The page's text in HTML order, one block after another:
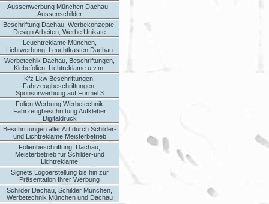
Aussenwerbung München Dachau -
Aussenschilder
Beschriftung Dachau, Werbekonzepte,
Design Arbeiten, Werbe Unikate
Leuchtreklame München,
Lichtwerbung, Leuchtkasten Dachau
Werbetechik Dachau, Beschriftungen,
Klebefolien, Lichtreklame u.v.m.
Kfz Lkw Beschriftungen,
Fahrzeugbeschriftungen,
Sponsorwerbung auf Formel 3
Folien Werbung Werbetechnik
Fahrzeugbeschriftung Aufkleber
Digitaldruck
Beschriftungen aller Art durch Schilder-
und Lichtreklame Meisterbetrieb
Folienbeschriftung, Dachau,
Meisterbetrieb für Schilder-und
Lichtreklame
Signets Logoerstellung bis hin zur
Präsentation Ihrer Werbung
Schilder Dachau, Schilder München,
Werbetechnik München und Dachau